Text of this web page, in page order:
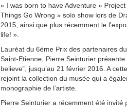
« I was born to have Adventure »
Things Go Wrong » solo show lors de
2015, ainsi que plus récemment le
life! ».
Lauréat du 6ème Prix des partenaires
Saint-Etienne, Pierre Seinturier présente
believe”, jusqu’au 21 février 2016. A
rejoint la collection du musée qui a
monographie de l’artiste.
Pierre Seinturier a récemment été invité